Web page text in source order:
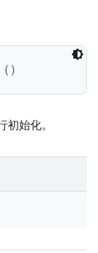
()
始化。